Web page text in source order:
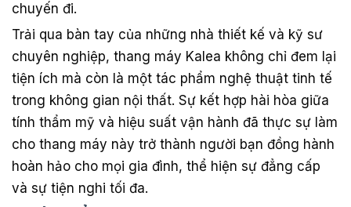
chuyến đi.
Trải qua bàn tay của những nhà thiết kế và kỹ sư
chuyên nghiệp, thang máy Kalea không chỉ đem lại
tiện ích mà còn là một tác phẩm nghệ thuật tinh tế
trong không gian nội thất. Sự kết hợp hài hòa giữa
tính thẩm mỹ và hiệu suất vận hành đã thực sự làm
cho thang máy này trở thành người bạn đồng hành
hoàn hảo cho mọi gia đình, thể hiện sự đẳng cấp
và sự tiện nghi tối đa.